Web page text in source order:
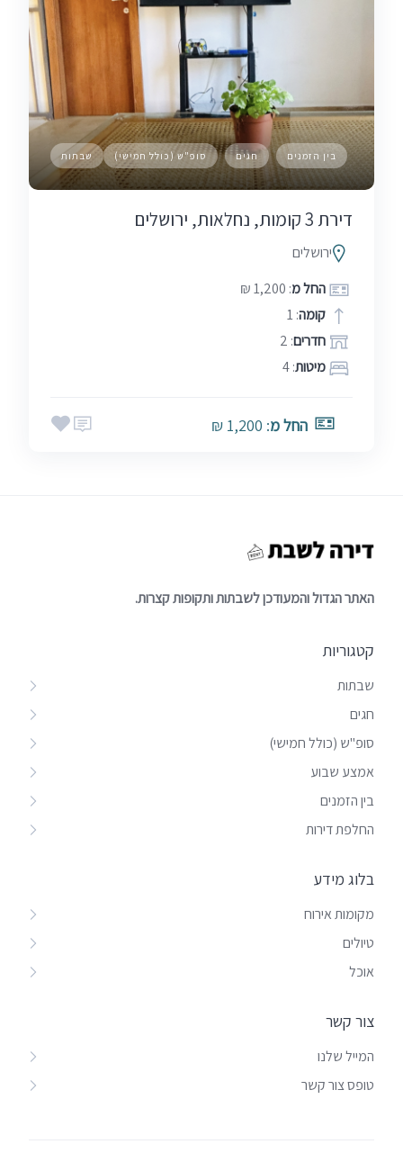
בין הזמנים חגים סופ"ש (כולל חמישי) שבתות
דירת 3 קומות, נחלאות, ירושלים
ירושלים
החל מ: 1,200 ₪
קומה: 1
חדרים: 2
מיטות: 4
החל מ: 1,200 ₪
האתר הגדול והמעודכן לשבתות ותקופות קצרות.
קטגוריות
שבתות
חגים
סופ"ש (כולל חמישי)
אמצע שבוע
בין הזמנים
החלפת דירות
בלוג מידע
מקומות אירוח
טיולים
אוכל
צור קשר
המייל שלנו
טופס צור קשר